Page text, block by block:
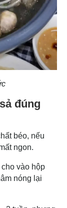
đúng
béo, nếu
ngon.
vào hộp
nóng lại